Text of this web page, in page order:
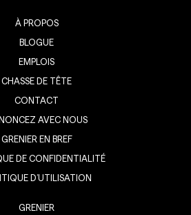
À PROPOS
BLOGUE
EMPLOIS
CHASSE DE TÊTE
CONTACT
AVEC NOUS
GRENIER EN BREF
DE CONFIDENTIALITÉ
D’UTILISATION
GRENIER